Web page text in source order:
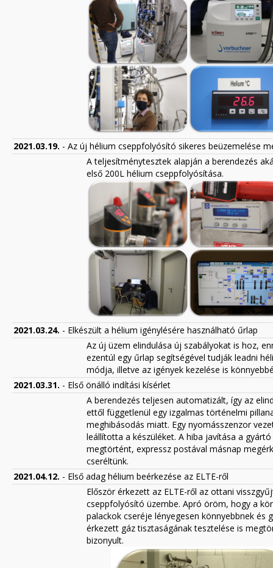
2021.03.19. - Az új hélium cseppfolyósító sikeres beüzemelése
A teljesítménytesztek alapján a berendezés
első 200L hélium cseppfolyósítása.
2021.03.24. - Elkészült a hélium igénylésére használható űrlap
Az új üzem elindulása új szabályokat is hoz,
ezentúl egy űrlap segítségével tudják leadni
módja, illetve az igények kezelése is
2021.03.31. - Első önálló indítási kísérlet
A berendezés teljesen automatizált, így az
ettől függetlenül egy izgalmas történelmi
meghibásodás miatt. Egy nyomásszenzor
leállította a készüléket. A hiba javítása a
megtörtént, expressz postával másnap
cseréltünk.
2021.04.12. - Első adag hélium beérkezése az ELTE-ről
Először érkezett az ELTE-ről az ottani
cseppfolyósító üzembe. Apró öröm, hogy a
palackok cseréje lényegesen könnyebbnek és
érkezett gáz tisztaságának tesztelése is
bizonyult.